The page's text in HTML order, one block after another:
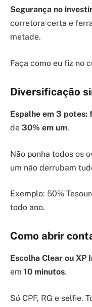
Segurança no
corretora certa e
metade.
Faça como eu fiz no
Diversificação
Espalhe em 3 potes:
de 30% em um.
Não ponha todos os
um não derrubam
Exemplo: 50%
todo ano.
Como abrir
Escolha Clear ou XP
em 10 minutos.
Só CPF, RG e selfie.